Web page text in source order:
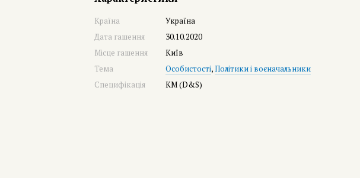
Країна
Україна
Дата гашення
30.10.2020
Місце гашення
Київ
Тема
Особистості,Політики і воєначальники
Специфікація
КМ (D&S)